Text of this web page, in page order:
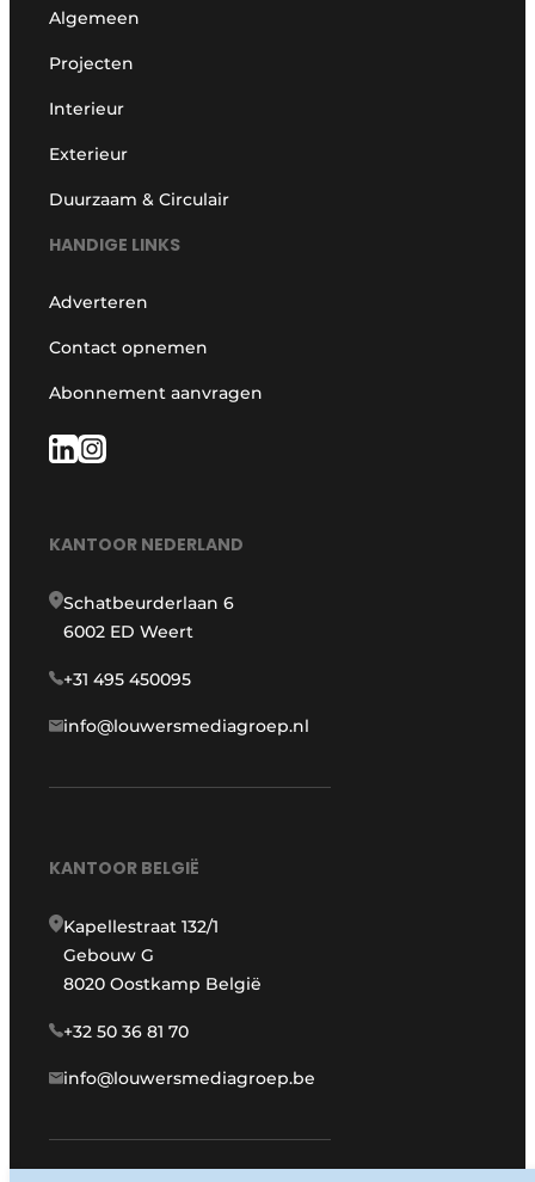
Algemeen
Projecten
Interieur
Exterieur
Duurzaam & Circulair
HANDIGE LINKS
Adverteren
Contact opnemen
Abonnement aanvragen
KANTOOR NEDERLAND
Schatbeurderlaan 6
6002 ED Weert
+31 495 450095
info@louwersmediagroep.nl
KANTOOR BELGIË
Kapellestraat 132/1
Gebouw G
8020 Oostkamp België
+32 50 36 81 70
info@louwersmediagroep.be